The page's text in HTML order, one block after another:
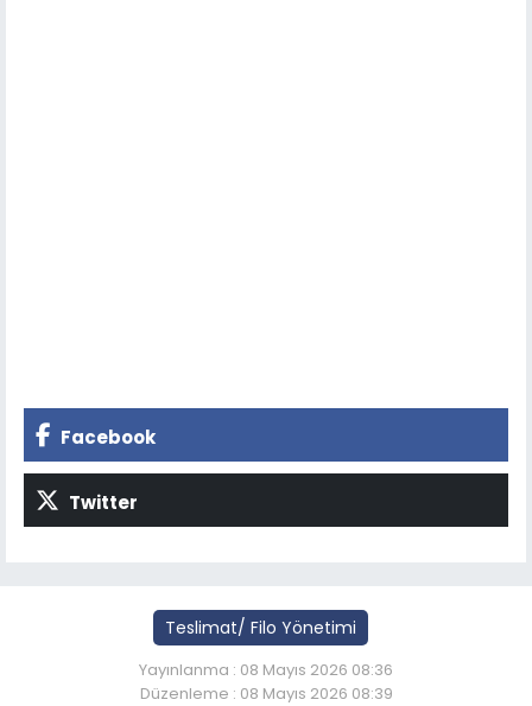
Facebook
Twitter
Teslimat/ Filo Yönetimi
Yayınlanma : 08 Mayıs 2026 08:36
Düzenleme : 08 Mayıs 2026 08:39